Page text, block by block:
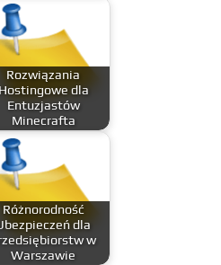
Rozwiązania
Hostingowe dla
Entuzjastów
Minecrafta
Różnorodność
dla
w
Warszawie